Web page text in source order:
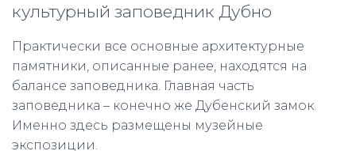
культурный заповедник Дубно
Практически все основные архитектурные
памятники, описанные ранее, находятся на
балансе заповедника. Главная часть
заповедника – конечно же Дубенский замок.
Именно здесь размещены музейные
экспозиции.